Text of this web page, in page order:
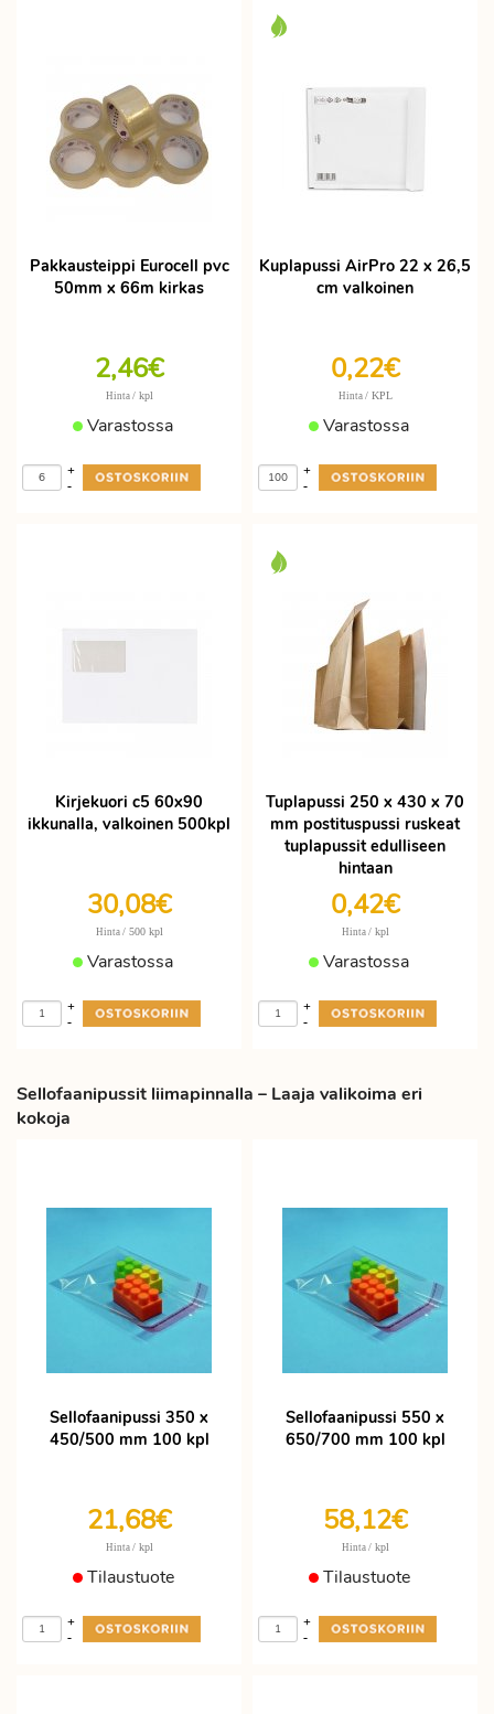
Pakkausteippi Eurocell pvc
50mm x 66m kirkas
2,46€
Hinta / kpl
Varastossa
-
+
Kuplapussi AirPro 22 x 26,5
cm valkoinen
0,22€
Hinta / KPL
Varastossa
-
+
Kirjekuori c5 60x90
ikkunalla, valkoinen 500kpl
30,08€
Hinta / 500 kpl
Varastossa
-
+
Tuplapussi 250 x 430 x 70
mm postituspussi ruskeat
tuplapussit edulliseen
hintaan
0,42€
Hinta / kpl
Varastossa
-
+
Sellofaanipussit liimapinnalla – Laaja valikoima eri
kokoja
Sellofaanipussi 350 x
450/500 mm 100 kpl
21,68€
Hinta / kpl
Tilaustuote
-
+
Sellofaanipussi 550 x
650/700 mm 100 kpl
58,12€
Hinta / kpl
Tilaustuote
-
+